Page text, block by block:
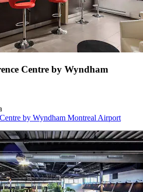
Centre by Wyndham
by Wyndham Montreal Airport